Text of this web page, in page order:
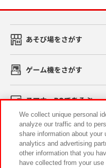
あそび場をさがす
ゲーム機をさがす
スマホ・PCであそぶ
イベント・キャンペーン
We collect unique personal
analyze our traffic and to
share information about your
analytics and advertising
other information that you
have collected from your